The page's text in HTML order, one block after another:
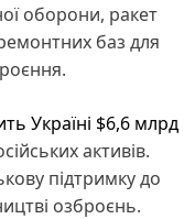
оборони, ракет
баз для
Україні $6,6 млрд
активів.
підтримку до
озброєнь.